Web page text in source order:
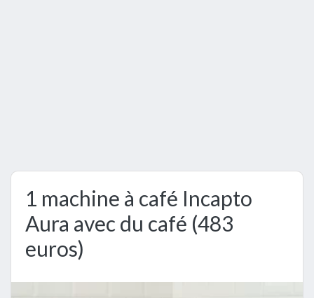
1 machine à café Incapto
Aura avec du café (483
euros)